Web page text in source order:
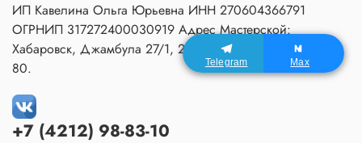
+7 (4212) 98-83-10
ИП Кавелина Ольга Юрьевна ИНН 270604366791
ОГРНИП 317272400030919 Адрес Мастерской:
Хабаровск, Джамбула 27/1, 2 подъезд, 1 этаж, домофон
80.
Telegram Max